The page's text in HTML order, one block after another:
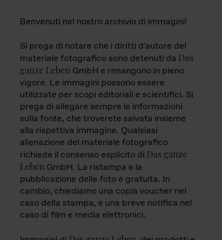
Benvenuti nel nostro archivio di immagini!
Si prega di notare che i diritti d'autore del
materiale fotografico sono detenuti da Das
ganze Leben GmbH e rimangono in pieno
vigore. Le immagini possono essere
utilizzate per scopi editoriali e scientifici. Si
prega di allegare sempre le informazioni
sulla fonte, che troverete salvata insieme
alla rispettiva immagine. Qualsiasi
alienazione del materiale fotografico
richiede il consenso esplicito di Das ganze
Leben GmbH. La ristampa e la
pubblicazione delle foto è gratuita. In
cambio, chiediamo una copia voucher nel
caso della stampa, e una breve notifica nel
caso di film e media elettronici.